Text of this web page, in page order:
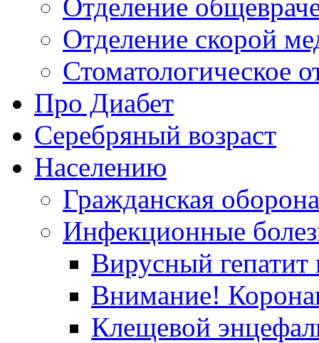
Отделение
Отделение скорой
Стоматологическое
Про Диабет
Серебряный возраст
Населению
Гражданская оборона
Инфекционные
Вирусный гепатит
Внимание!
Клещевой